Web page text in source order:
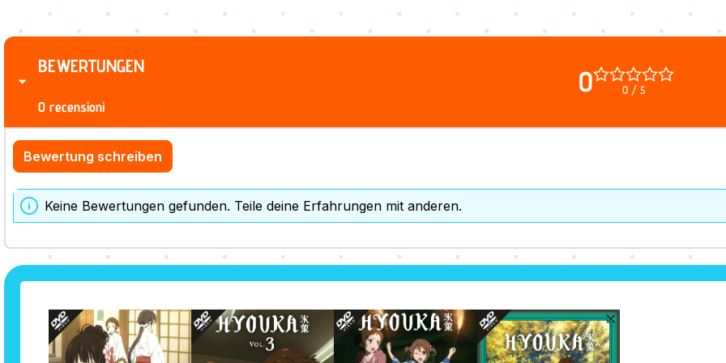
BEWERTUNGEN 0 0 / 5
0 recensioni
Bewertung schreiben
Keine Bewertungen gefunden. Teile deine Erfahrungen mit anderen.